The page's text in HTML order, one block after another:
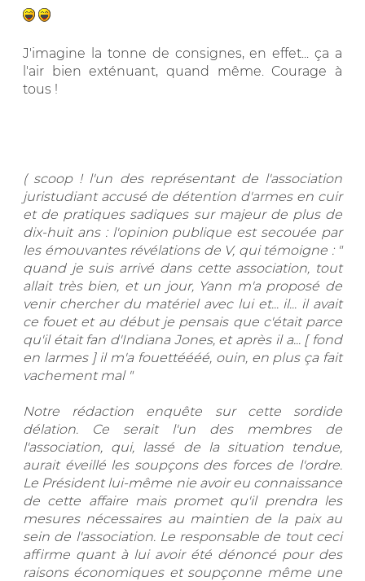
J'imagine la tonne de consignes, en effet... ça a
l'air bien exténuant, quand même. Courage à
tous !
( scoop ! l'un des représentant de l'association
juristudiant accusé de détention d'armes en cuir
et de pratiques sadiques sur majeur de plus de
dix-huit ans : l'opinion publique est secouée par
les émouvantes révélations de V, qui témoigne : "
quand je suis arrivé dans cette association, tout
allait très bien, et un jour, Yann m'a proposé de
venir chercher du matériel avec lui et... il... il avait
ce fouet et au début je pensais que c'était parce
qu'il était fan d'Indiana Jones, et après il a... [ fond
en larmes ] il m'a fouettéééé, ouin, en plus ça fait
vachement mal "
Notre rédaction enquête sur cette sordide
délation. Ce serait l'un des membres de
l'association, qui, lassé de la situation tendue,
aurait éveillé les soupçons des forces de l'ordre.
Le Président lui-même nie avoir eu connaissance
de cette affaire mais promet qu'il prendra les
mesures nécessaires au maintien de la paix au
sein de l'association. Le responsable de tout ceci
affirme quant à lui avoir été dénoncé pour des
raisons économiques et soupçonne même une